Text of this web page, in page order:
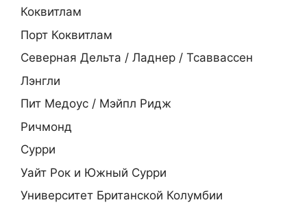
Коквитлам
Порт Коквитлам
Северная Дельта / Ладнер / Тсаввассен
Лэнгли
Пит Медоус / Мэйпл Ридж
Ричмонд
Сурри
Уайт Рок и Южный Сурри
Университет Британской Колумбии